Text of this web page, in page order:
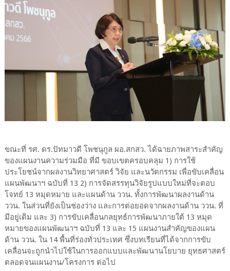
ขณะที่ รศ. ดร.ปัทมาวดี โพชนุกูล ผอ.สกสว. ได้ฉายภาพสาระสำคัญ
ของแผนงานความร่วมมือ ที่มี ขอบเขตครอบคลุม 1) การใช้
ประโยชน์จากผลงานวิทยาศาสตร์ วิจัย และนวัตกรรม เพื่อขับเคลื่อน
แผนพัฒนาฯ ฉบับที่ 13 2) การจัดสรรทุนวิจัยรูปแบบใหม่ที่จะตอบ
โจทย์ 13 หมุดหมาย และแผนด้าน ววน. ทั้งการพัฒนาผลงานด้าน
ววน. ในส่วนที่ยังเป็นช่องว่าง และการต่อยอดจากผลงานด้าน ววน. ที่
มีอยู่เดิม และ 3) การขับเคลื่อนกลยุทธ์การพัฒนาภายใต้ 13 หมุด
หมายของแผนพัฒนาฯ ฉบับที่ 13 และ 15 แผนงานสำคัญของแผน
ด้าน ววน. ใน 14 พื้นที่ร่องทั่วประเทศ ซึ่งบทเรียนที่ได้จากการขับ
เคลื่อนจะถูกนำไปใช้ในการออกแบบและพัฒนานโยบาย ยุทธศาสตร์
ตลอดจนแผนงาน/โครงการ ต่อไป